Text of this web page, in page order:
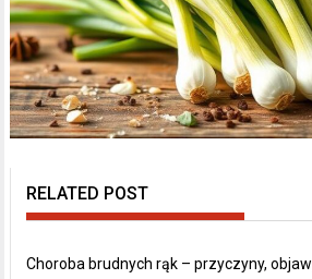
RELATED POST
Choroba brudnych rąk – przyczyny,